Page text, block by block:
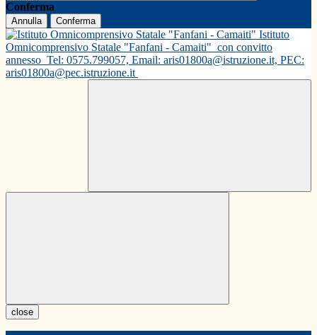
Conferma
Annulla Conferma
Istituto
Omnicomprensivo Statale "Fanfani - Camaiti" con convitto
annesso Tel: 0575.799057, Email: aris01800a@istruzione.it, PEC:
aris01800a@pec.istruzione.it
close